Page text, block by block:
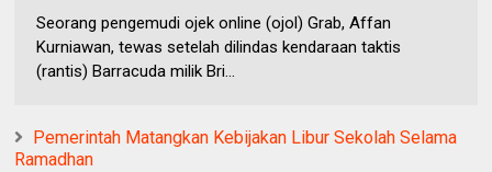
Seorang pengemudi ojek online (ojol) Grab, Affan
Kurniawan, tewas setelah dilindas kendaraan taktis
(rantis) Barracuda milik Bri...
Pemerintah Matangkan Kebijakan Libur Sekolah Selama
Ramadhan